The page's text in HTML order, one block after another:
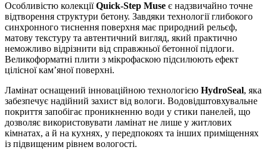
Особливістю колекціїQuick-Step Muse є надзвичайно точне
відтворення структури бетону. Завдяки технології глибокого
синхронного тиснення поверхня має природний рельєф,
матову текстуру та автентичний вигляд, який практично
неможливо відрізнити від справжньої бетонної підлоги.
Великоформатні плити з мікрофаскою підсилюють ефект
цілісної кам’яної поверхні.
Ламінат оснащений інноваційною технологією HydroSeal, яка
забезпечує надійний захист від вологи. Водовідштовхувальне
покриття запобігає проникненню води у стики панелей, що
дозволяє використовувати ламінат не лише у житлових
кімнатах, а й на кухнях, у передпокоях та інших приміщеннях
із підвищеним рівнем вологості.